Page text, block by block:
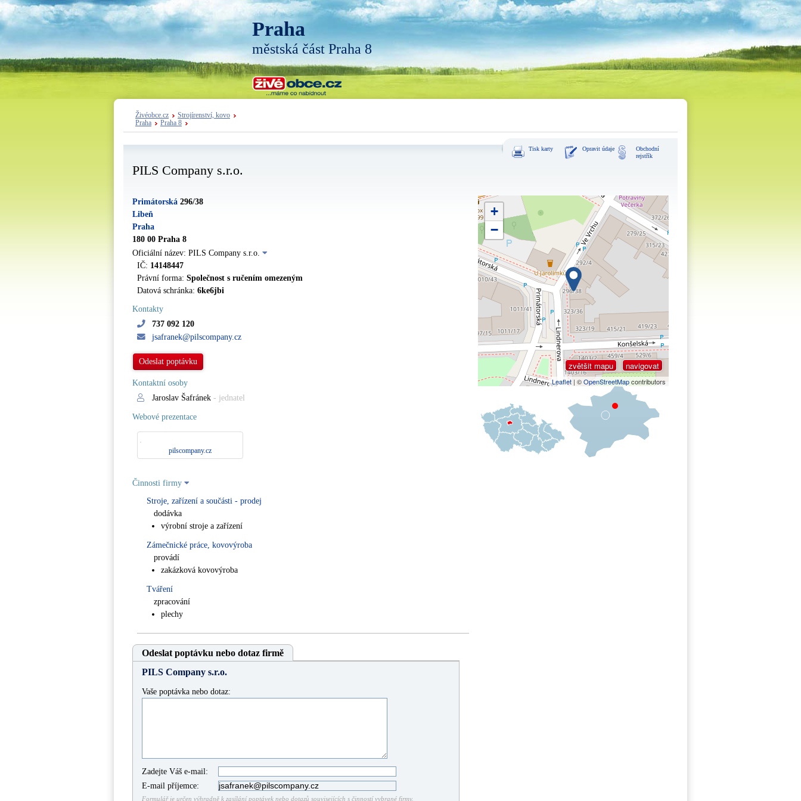
Praha
městská část Praha 8
Živéobce.cz
Strojírenství, kovo
Praha
Praha 8
Tisk karty Opravit údaje
Obchodní
rejstřík
PILS Company s.r.o.
Primátorská 296/38
Libeň
Praha
180 00 Praha 8
Oficiální název: PILS Company s.r.o.
IČ: 14148447
Právní forma: Společnost s ručením omezeným
Datová schránka: 6ke6jbi
Kontakty
737 092 120
jsafranek@pilscompany.cz
Odeslat poptávku
Kontaktní osoby
Jaroslav Šafránek - jednatel
Webové prezentace
pilscompany.cz
Činnosti firmy
Stroje, zařízení a součásti - prodej
dodávka
výrobní stroje a zařízení
Zámečnické práce, kovovýroba
provádí
zakázková kovovýroba
Tváření
zpracování
plechy
Odeslat poptávku nebo dotaz firmě
PILS Company s.r.o.
Vaše poptávka nebo dotaz:
Zadejte Váš e-mail:
E-mail příjemce:
Formulář je určen výhradně k zasílání poptávek nebo dotazů souvisejících s činností vybrané firmy.
zvětšit mapu navigovat
+
−
Leaflet | ©OpenStreetMapcontributors